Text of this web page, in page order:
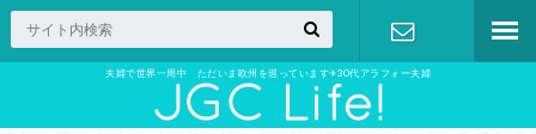
夫婦で世界一周中 ただいま欧州を巡っています✈︎30代アラフォー夫婦
お問い合わ